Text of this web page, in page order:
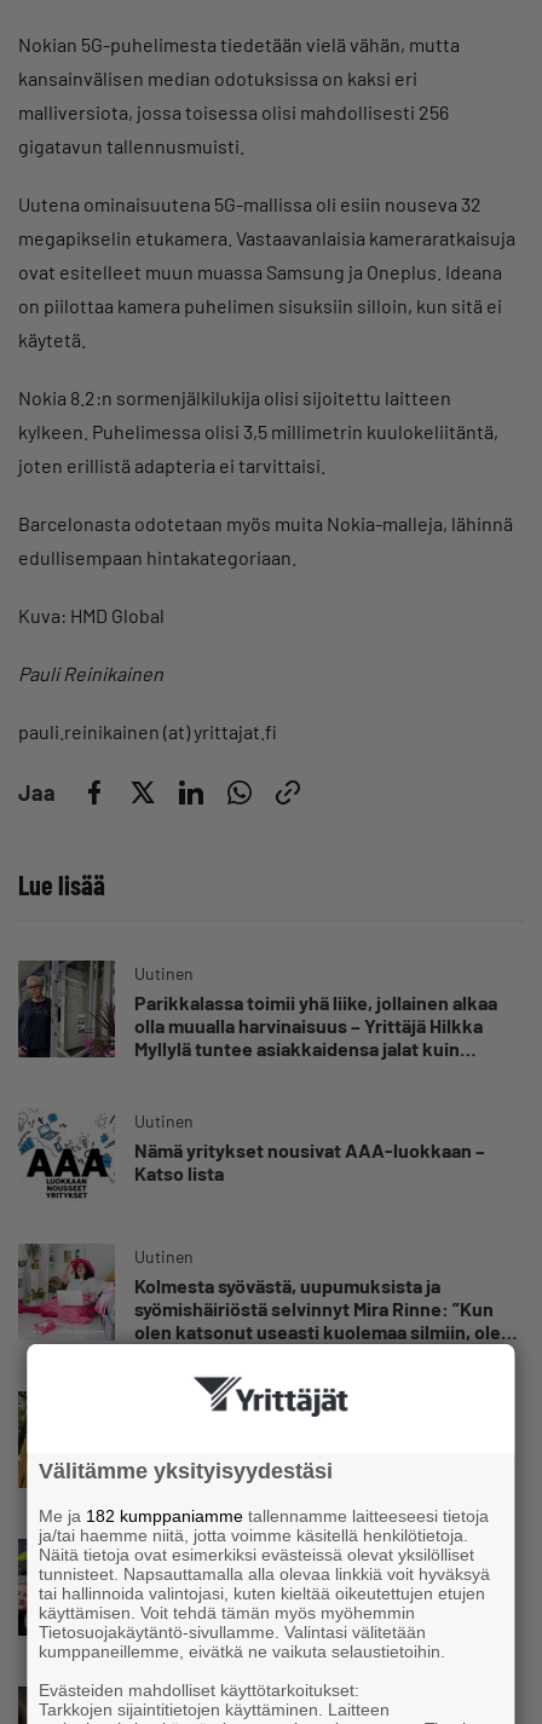
Nokian 5G-puhelimesta tiedetään vielä vähän, mutta
kansainvälisen median odotuksissa on kaksi eri
malliversiota, jossa toisessa olisi mahdollisesti 256
gigatavun tallennusmuisti.
Uutena ominaisuutena 5G-mallissa oli esiin nouseva 32
megapikselin etukamera. Vastaavanlaisia kameraratkaisuja
ovat esitelleet muun muassa Samsung ja Oneplus. Ideana
on piilottaa kamera puhelimen sisuksiin silloin, kun sitä ei
käytetä.
Nokia 8.2:n sormenjälkilukija olisi sijoitettu laitteen
kylkeen. Puhelimessa olisi 3,5 millimetrin kuulokeliitäntä,
joten erillistä adapteria ei tarvittaisi.
Barcelonasta odotetaan myös muita Nokia-malleja, lähinnä
edullisempaan hintakategoriaan.
Kuva: HMD Global
Pauli Reinikainen
pauli.reinikainen (at) yrittajat.fi
Jaa
Lue lisää
Uutinen
Parikkalassa toimii yhä liike, jollainen alkaa
olla muualla harvinaisuus – Yrittäjä Hilkka
Myllylä tuntee asiakkaidensa jalat kuin
Uutinen
Nämä yritykset nousivat AAA-luokkaan –
Katso lista
Uutinen
Kolmesta syövästä, uupumuksista ja
syömishäiriöstä selvinnyt Mira Rinne: ”Kun
olen katsonut useasti kuolemaa silmiin, olen
kuuluvaa epävarmuutta”
suorittaakseen ajokortin – ”Ei aja syrjäseudun
Uutinen
Isät opettelevat kampauksia oluen äärellä –
Voimamiehen lettivideot poikivat yrittäjälle
satoja yhteydenottoja
Uutinen
Välitämme yksityisyydestäsi
Me ja 182 kumppaniamme tallennamme laitteeseesi tietoja
ja/tai haemme niitä, jotta voimme käsitellä henkilötietoja.
Näitä tietoja ovat esimerkiksi evästeissä olevat yksilölliset
tunnisteet. Napsauttamalla alla olevaa linkkiä voit hyväksyä
tai hallinnoida valintojasi, kuten kieltää oikeutettujen etujen
käyttämisen. Voit tehdä tämän myös myöhemmin
Tietosuojakäytäntö-sivullamme. Valintasi välitetään
kumppaneillemme, eivätkä ne vaikuta selaustietoihin.
Evästeiden mahdolliset käyttötarkoitukset:
Tarkkojen sijaintitietojen käyttäminen. Laitteen